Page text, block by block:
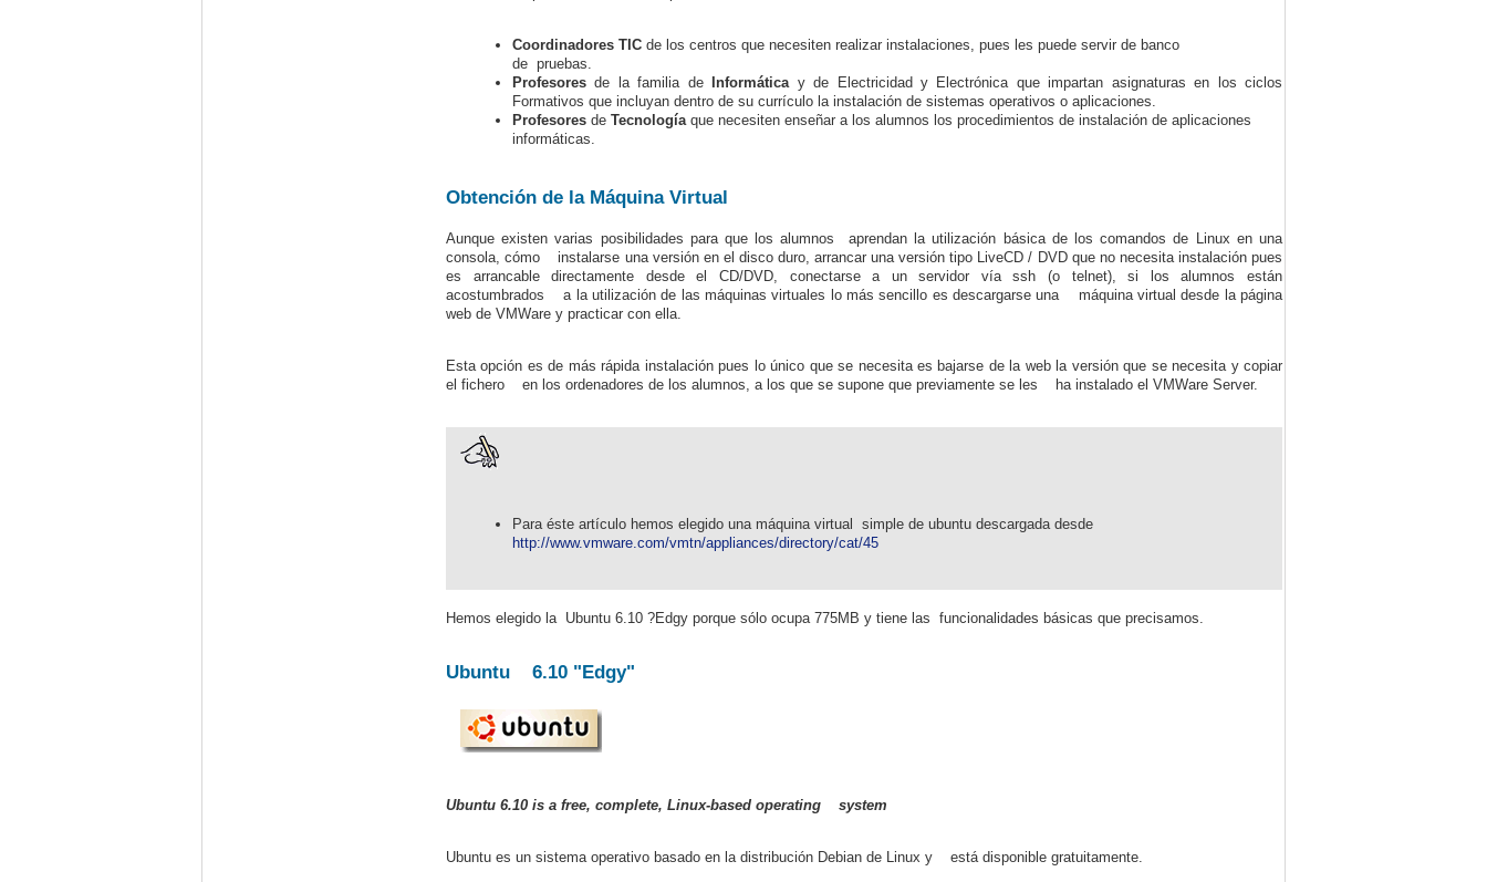
Coordinadores TIC de los centros que necesiten realizar instalaciones, pues les puede servir de banco
de pruebas.
Profesores de la familia de Informáticay de Electricidad y Electrónica que impartan asignaturas en los ciclos
Formativos que incluyan dentro de su currículo la instalación de sistemas operativos o aplicaciones.
Profesores de Tecnologíaque necesiten enseñar a los alumnos los procedimientos de instalación de aplicaciones
informáticas.
Obtención de la Máquina Virtual
Aunque existen varias posibilidades para que los alumnos aprendan la utilización básica de los comandos de Linux en una
consola, cómo instalarse una versión en el disco duro, arrancar una versión tipo LiveCD / DVD que no necesita instalación pues
es arrancable directamente desde el CD/DVD, conectarse a un servidor vía ssh (o telnet), si los alumnos están
acostumbrados a la utilización de las máquinas virtuales lo más sencillo es descargarse una máquina virtual desde la página
web de VMWare y practicar con ella.
Esta opción es de más rápida instalación pues lo único que se necesita es bajarse de la web la versión que se necesita y copiar
el fichero en los ordenadores de los alumnos, a los que se supone que previamente se les ha instalado el VMWare Server.
Para éste artículo hemos elegido una máquina virtual simple de ubuntu descargada desde
http://www.vmware.com/vmtn/appliances/directory/cat/45
Hemos elegido la Ubuntu 6.10 ?Edgy porque sólo ocupa 775MB y tiene las funcionalidades básicas que precisamos.
Ubuntu 6.10 "Edgy"
Ubuntu 6.10 is a free, complete, Linux-based operating system
Ubuntu es un sistema operativo basado en la distribución Debian de Linux y está disponible gratuitamente.